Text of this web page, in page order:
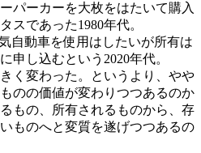
パーカーを大枚をはたいて購入
スであった1980年代。
自動車を使用はしたいが所有は
申し込むという2020年代。
く変わった。というより、やや
のの価値が変わりつつあるのか
もの、所有されるものから、存
ものへと変質を遂げつつあるの